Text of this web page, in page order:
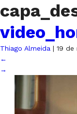
Thiago Almeida | 19 de
←
→